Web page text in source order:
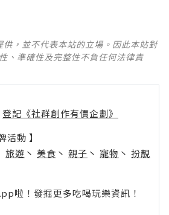
，並不代表本站的立場。因此本站對
、準確性及完整性不負任何法律責
登記《社群創作有價企劃》
活動 】
旅遊 丶 美食 丶 親子 丶 寵物 丶 扮靚
啦！發掘更多吃喝玩樂資訊！